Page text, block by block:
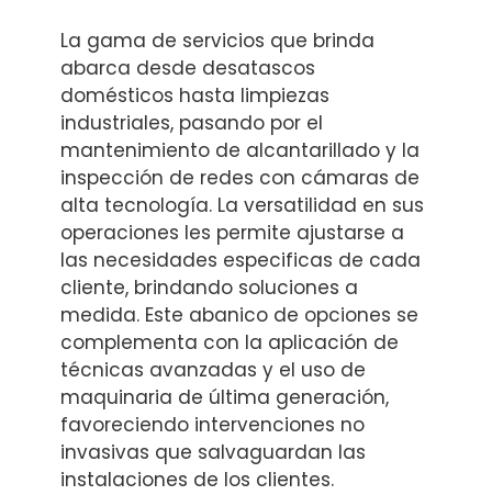
La gama de servicios que brinda
abarca desde desatascos
domésticos hasta limpiezas
industriales, pasando por el
mantenimiento de alcantarillado y la
inspección de redes con cámaras de
alta tecnología. La versatilidad en sus
operaciones les permite ajustarse a
las necesidades especificas de cada
cliente, brindando soluciones a
medida. Este abanico de opciones se
complementa con la aplicación de
técnicas avanzadas y el uso de
maquinaria de última generación,
favoreciendo intervenciones no
invasivas que salvaguardan las
instalaciones de los clientes.